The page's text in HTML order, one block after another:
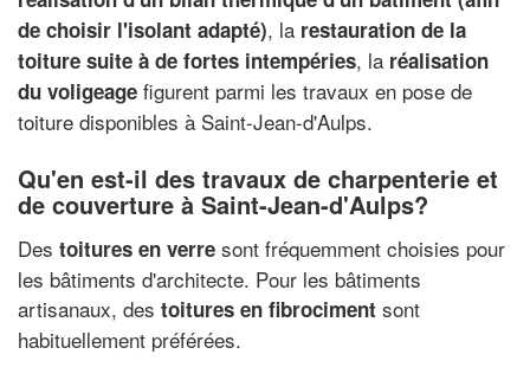
de choisir l'isolant adapté), la restauration de la
toiture suite à de fortes intempéries, la réalisation
du voligeage figurent parmi les travaux en pose de
toiture disponibles à Saint-Jean-d'Aulps.
Qu'en est-il des travaux de charpenterie et
de couverture à Saint-Jean-d'Aulps?
Des toitures en verre sont fréquemment choisies pour
les bâtiments d'architecte. Pour les bâtiments
artisanaux, des toitures en fibrociment sont
habituellement préférées.